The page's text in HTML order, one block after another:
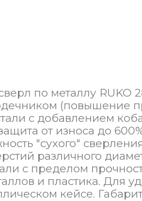
по металлу RUKO
(повышение
с добавлением
от износа до
"сухого"
различного
с пределом
и пластика. Для
кейсе.